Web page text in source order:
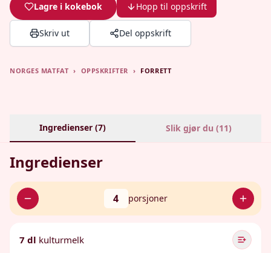
Lagre i kokebok Hopp til oppskrift
Skriv ut Del oppskrift
NORGES MATFAT › OPPSKRIFTER › FORRETT
Ingredienser (7) Slik gjør du (11)
Ingredienser
4 porsjoner
7 dl kulturmelk